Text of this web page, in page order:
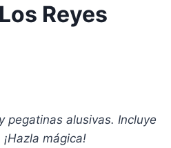
Reyes
pegatinas alusivas. Incluye
mágica!